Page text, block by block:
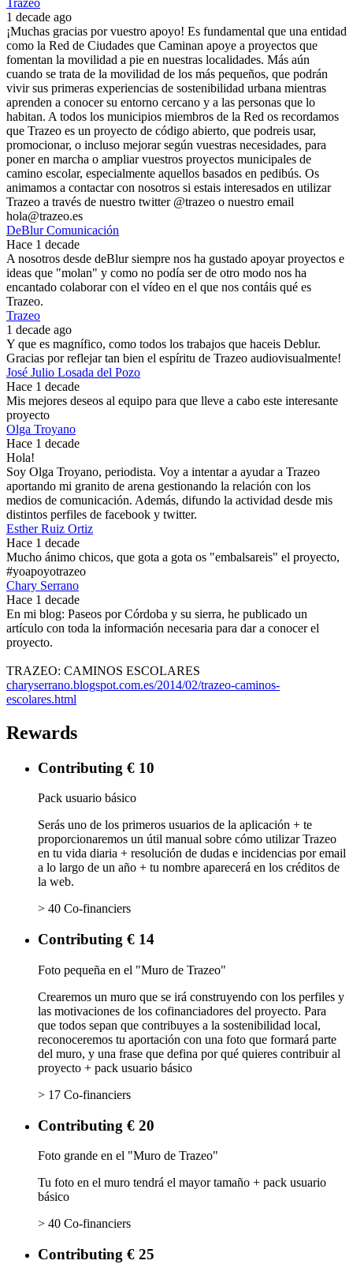
Trazeo
1 decade ago
¡Muchas gracias por vuestro apoyo! Es fundamental que una entidad
como la Red de Ciudades que Caminan apoye a proyectos que
fomentan la movilidad a pie en nuestras localidades. Más aún
cuando se trata de la movilidad de los más pequeños, que podrán
vivir sus primeras experiencias de sostenibilidad urbana mientras
aprenden a conocer su entorno cercano y a las personas que lo
habitan. A todos los municipios miembros de la Red os recordamos
que Trazeo es un proyecto de código abierto, que podreis usar,
promocionar, o incluso mejorar según vuestras necesidades, para
poner en marcha o ampliar vuestros proyectos municipales de
camino escolar, especialmente aquellos basados en pedibús. Os
animamos a contactar con nosotros si estais interesados en utilizar
Trazeo a través de nuestro twitter @trazeo o nuestro email
hola@trazeo.es
DeBlur Comunicación
Hace 1 decade
A nosotros desde deBlur siempre nos ha gustado apoyar proyectos e
ideas que "molan" y como no podía ser de otro modo nos ha
encantado colaborar con el vídeo en el que nos contáis qué es
Trazeo.
Trazeo
1 decade ago
Y que es magnífico, como todos los trabajos que haceis Deblur.
Gracias por reflejar tan bien el espíritu de Trazeo audiovisualmente!
José Julio Losada del Pozo
Hace 1 decade
Mis mejores deseos al equipo para que lleve a cabo este interesante
proyecto
Olga Troyano
Hace 1 decade
Hola!
Soy Olga Troyano, periodista. Voy a intentar a ayudar a Trazeo
aportando mi granito de arena gestionando la relación con los
medios de comunicación. Además, difundo la actividad desde mis
distintos perfiles de facebook y twitter.
Esther Ruiz Ortiz
Hace 1 decade
Mucho ánimo chicos, que gota a gota os "embalsareis" el proyecto,
#yoapoyotrazeo
Chary Serrano
Hace 1 decade
En mi blog: Paseos por Córdoba y su sierra, he publicado un
artículo con toda la información necesaria para dar a conocer el
proyecto.
TRAZEO: CAMINOS ESCOLARES
charyserrano.blogspot.com.es/2014/02/trazeo-caminos-
escolares.html
Rewards
Contributing € 10
Pack usuario básico
Serás uno de los primeros usuarios de la aplicación + te
proporcionaremos un útil manual sobre cómo utilizar Trazeo
en tu vida diaria + resolución de dudas e incidencias por email
a lo largo de un año + tu nombre aparecerá en los créditos de
la web.
> 40 Co-financiers
Contributing € 14
Foto pequeña en el "Muro de Trazeo"
Crearemos un muro que se irá construyendo con los perfiles y
las motivaciones de los cofinanciadores del proyecto. Para
que todos sepan que contribuyes a la sostenibilidad local,
reconoceremos tu aportación con una foto que formará parte
del muro, y una frase que defina por qué quieres contribuir al
proyecto + pack usuario básico
> 17 Co-financiers
Contributing € 20
Foto grande en el "Muro de Trazeo"
Tu foto en el muro tendrá el mayor tamaño + pack usuario
básico
> 40 Co-financiers
Contributing € 25